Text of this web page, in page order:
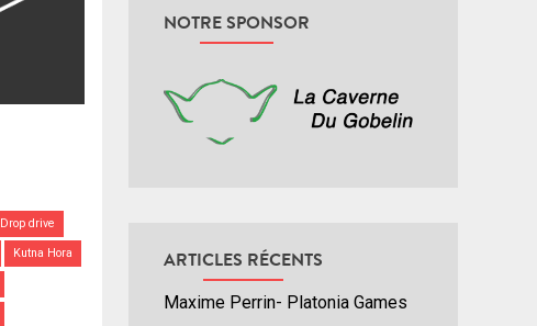
Drop drive
Kutna Hora
NOTRE SPONSOR
ARTICLES RÉCENTS
Maxime Perrin- Platonia Games